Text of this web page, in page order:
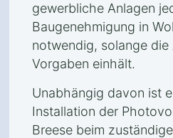
gewerbliche Anlagen
Baugenehmigung in
notwendig, solange
Vorgaben einhält.
Unabhängig davon ist
Installation der
Breese beim